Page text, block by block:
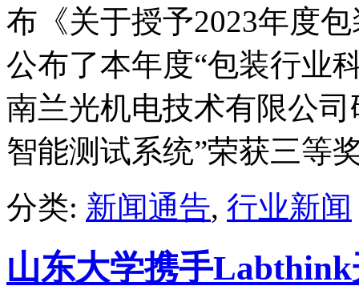
布《关于授予2023年度
公布了本年度“包装行业
南兰光机电技术有限公
智能测试系统”荣获三等
分类: 新闻通告, 行业新闻
山东大学携手